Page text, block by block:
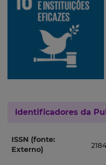
Identificadores da
ISSN (fonte:
Externo)